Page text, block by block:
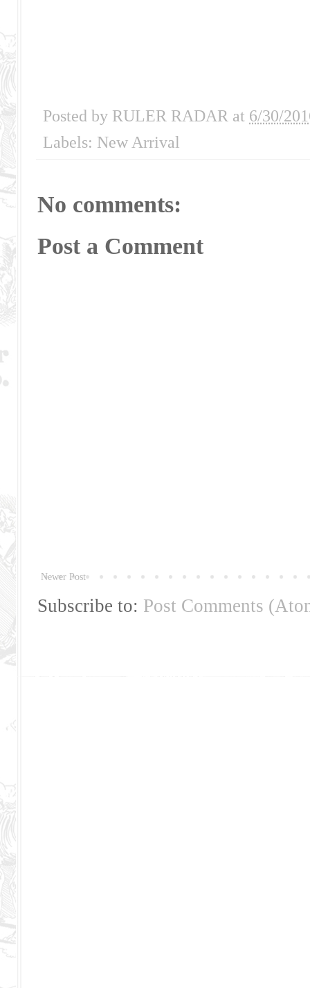
Posted by RULER RADAR at 6/30/
Labels: New Arrival
No comments:
Post a Comment
Newer Post
Subscribe to: Post Comments